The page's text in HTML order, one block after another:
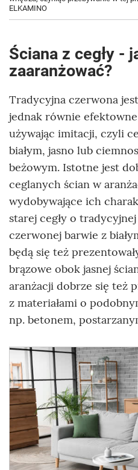
ELKAMINO
Ściana z cegły -
zaaranżować?
Tradycyjna czerwona
jednak równie
używając imitacji, czyli
białym, jasno lub
beżowym. Istotne jest
ceglanych ścian w
wydobywające ich
starej cegły o
czerwonej barwie z
będą się też
brązowe obok jasnej
aranżacji dobrze się też
z materiałami o
np. betonem,